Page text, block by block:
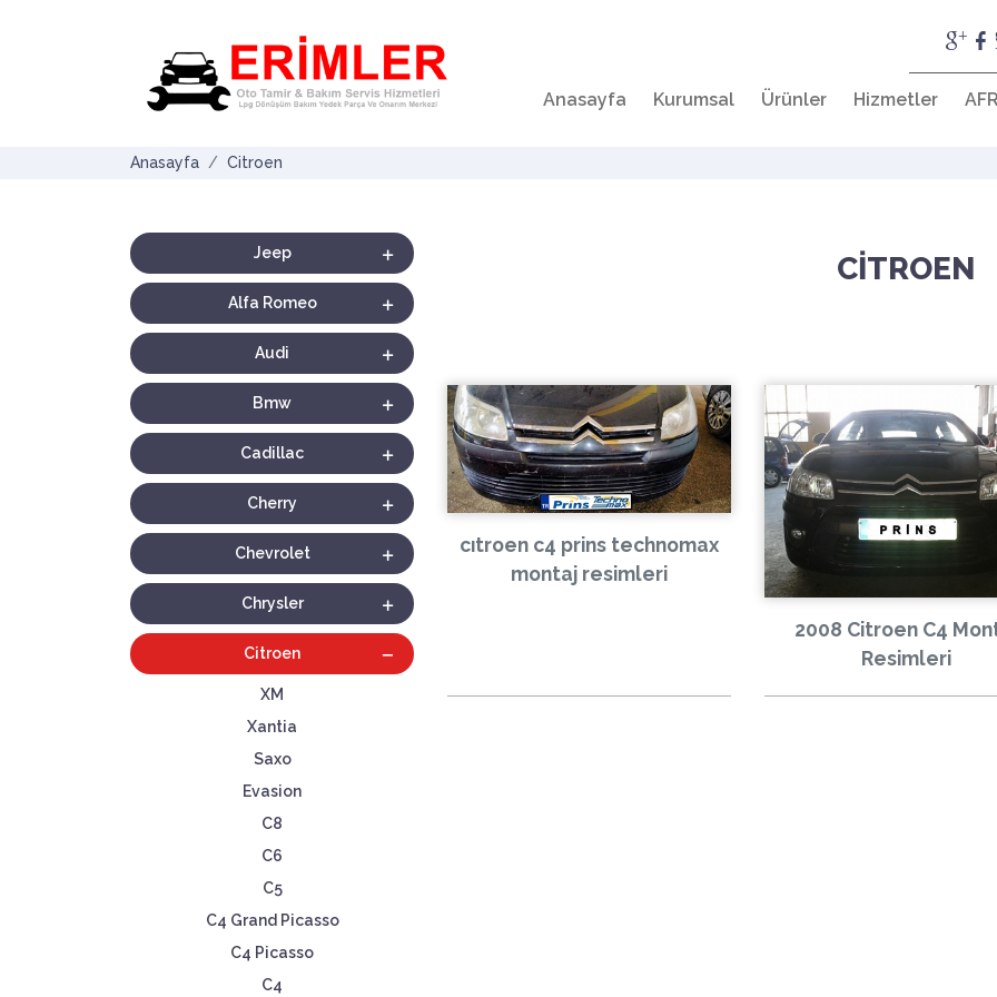
Anasayfa Kurumsal Ürünler Hizmetler
Anasayfa Citroen
Jeep
Alfa Romeo
Audi
Bmw
Cadillac
Cherry
Chevrolet
Chrysler
Citroen
XM
Xantia
Saxo
Evasion
C8
C6
C5
C4 Grand Picasso
C4 Picasso
C4
CİTROEN
cıtroen c4 prins technomax
montaj resimleri
2008 Citroen C4
Resimleri